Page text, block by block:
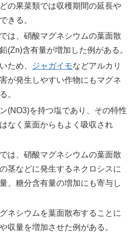
の果菜類では収穫期間の延長や
きる。
は、硝酸マグネシウムの葉面散
(Zn)含有量が増加した例がある。
ため、
ジャガイモなどアルカリ
が発生しやすい作物にもマグネ
。
(NO3)を持つ塩であり、その特性
なく葉面からもよく吸収され
は、硝酸マグネシウムの葉面散
茎などに発生するネクロシスに
、糖分含有量の増加にも寄与し
ネシウムを葉面散布することに
収量を増加させた例がある。